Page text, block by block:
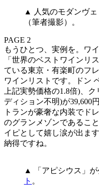
▲ 人気のモダンヴ
（筆者撮影）。
PAGE 2
もうひとつ、実例を。ワ
「世界のベストワインリ
ている東京・有楽町のフ
ワインリストです。ドン
上記実勢価格の1.8倍)、
ディション不明)が39,600
トランが豪奢な内装でド
のグランメゾンであるこ
イピとして嬉し涙が出ま
納得ですね。
▲ 「アピシウス」が
ト 。